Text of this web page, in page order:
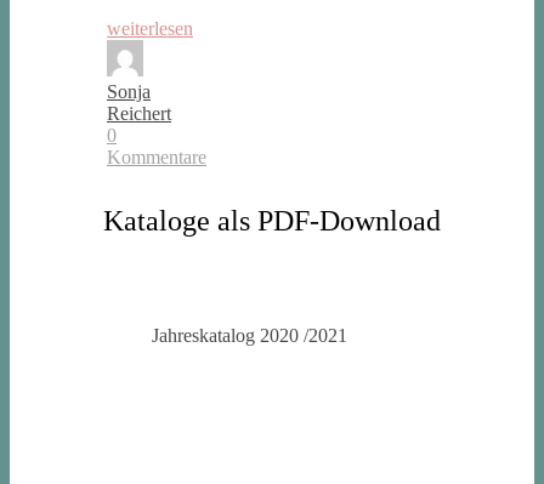
weiterlesen
Sonja
Reichert
0
Kommentare
Kataloge als PDF-Download
Jahreskatalog 2020 /2021